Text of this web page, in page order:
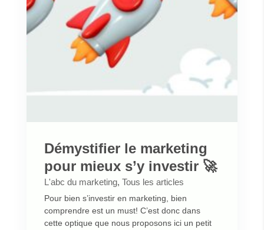
Démystifier le marketing
pour mieux s’y investir 🚀
L'abc du marketing, Tous les articles
Pour bien s’investir en marketing, bien
comprendre est un must! C’est donc dans
cette optique que nous proposons ici un petit